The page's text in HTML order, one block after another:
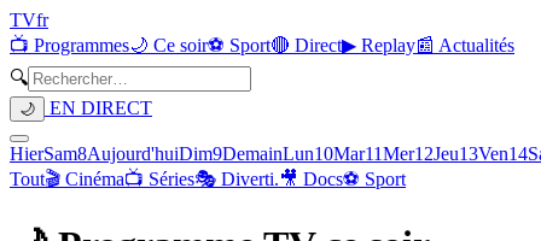
TVfr
📺 Programmes🌙 Ce soir⚽ Sport🔴 Direct▶ Replay📰 Actualités
🔍
🌙 EN DIRECT
HierSam8Aujourd'huiDim9DemainLun10Mar11Mer12Jeu13Ven14
Tout🎬 Cinéma📺 Séries🎭 Diverti.🎥 Docs⚽ Sport